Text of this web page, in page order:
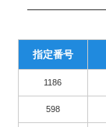
指定番号
1186
598